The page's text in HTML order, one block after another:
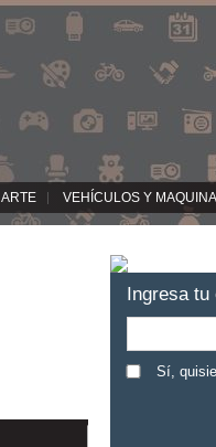
ARTE VEHÍCULOS Y
Ingresa tu
Sí,